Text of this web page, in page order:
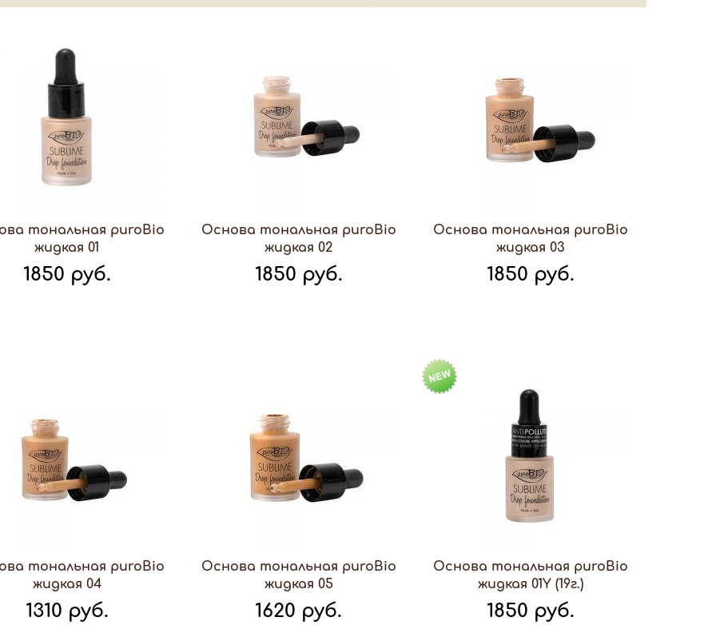
тональная puroBio
жидкая 01
1850 руб.
Основа тональная puroBio
жидкая 02
1850 руб.
Основа тональная puroBio
жидкая 03
1850 руб.
тональная puroBio
жидкая 04
1310 руб.
Основа тональная puroBio
жидкая 05
1620 руб.
Основа тональная puroBio
жидкая 01Y (19г.)
1850 руб.